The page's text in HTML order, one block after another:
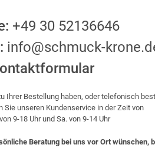
+49 30 52136646
info@schmuck-
Ihrer Bestellung haben, oder telefonisch
Sie unseren Kundenservice in der Zeit von
9-18 Uhr und Sa. von 9-14 Uhr
Beratung bei uns vor Ort wünschen,